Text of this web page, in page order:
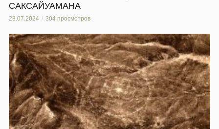
САКСАЙУАМАНА
28.07.2024 304 просмотров